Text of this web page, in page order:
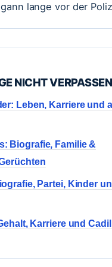
lange vor der
NICHT VERPASSEN
Leben, Karriere und
Biografie, Familie &
Partei, Kinder
Karriere und